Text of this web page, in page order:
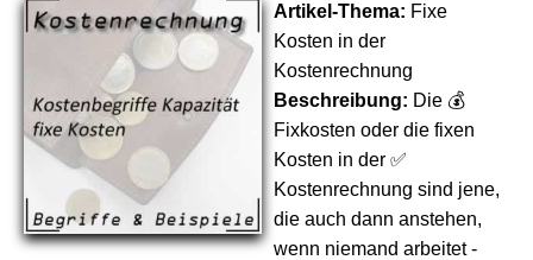
Artikel-Thema: Fixe
Kosten in der
Kostenrechnung
Beschreibung: Die 💰
Fixkosten oder die fixen
Kosten in der ✅
Kostenrechnung sind jene,
die auch dann anstehen,
wenn niemand arbeitet -